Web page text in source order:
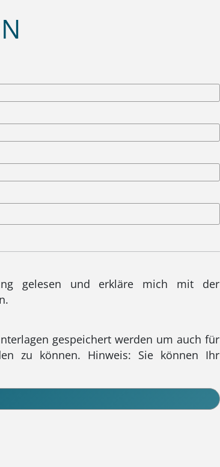
gelesen und erkläre mich mit der
gespeichert werden um auch für
zu können. Hinweis: Sie können Ihr